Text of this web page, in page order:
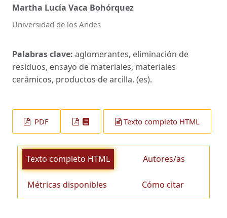
Martha Lucía Vaca Bohórquez
Universidad de los Andes
Palabras clave: aglomerantes, eliminación de
residuos, ensayo de materiales, materiales
cerámicos, productos de arcilla. (es).
PDF Texto completo HTML
Texto completo HTML Autores/as
Métricas disponibles Cómo citar